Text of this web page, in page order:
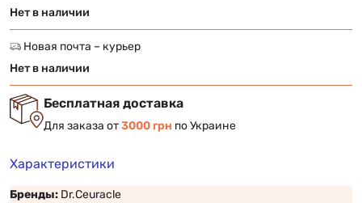
Нет в наличии
Новая почта – курьер
Нет в наличии
Бесплатная доставка
Для заказа от3000 грн по Украине
Характеристики
Бренды: Dr.Ceuracle